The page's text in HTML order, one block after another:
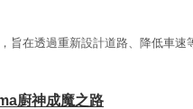
旨在透過重新設計道路、降低車速
廚神成魔之路